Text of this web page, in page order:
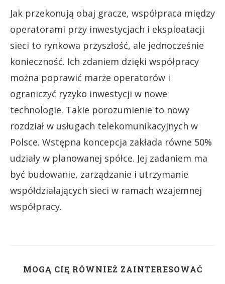
Jak przekonują obaj gracze, współpraca między
operatorami przy inwestycjach i eksploatacji
sieci to rynkowa przyszłość, ale jednocześnie
konieczność. Ich zdaniem dzięki współpracy
można poprawić marże operatorów i
ograniczyć ryzyko inwestycji w nowe
technologie. Takie porozumienie to nowy
rozdział w usługach telekomunikacyjnych w
Polsce. Wstępna koncepcja zakłada równe 50%
udziały w planowanej spółce. Jej zadaniem ma
być budowanie, zarządzanie i utrzymanie
współdziałających sieci w ramach wzajemnej
współpracy.
MOGĄ CIĘ RÓWNIEŻ ZAINTERESOWAĆ